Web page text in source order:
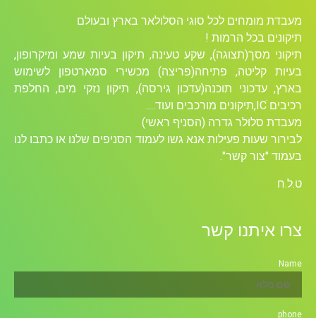
מעבדת מומחים לכל סוגי הסלולאר בארץ ובעולם
תיקונים בכל הרמות !
תיקוני מסך(תצוגה), שקע טעינה, תיקון בעיות שמע ומיקרופון,
בעיות קליטה, פתיחה(פריצה) מכשירי סמארטפון לשימוש
בארץ, עדכוני תוכנה(עדכון גירסה), תיקון נזקי מים, החלפת
רכיבים ICׁ,תיקונים מורכבים ועוד….
מעבדת סלולר גדרה (הסניף ראשי)
לבירור שעות פעילות אנא גשו לעמוד הסניפים שלנו או כתבו לנו
בעמוד "צור קשר".
ט.ל.ח
צרו איתנו קשר
Name
phone